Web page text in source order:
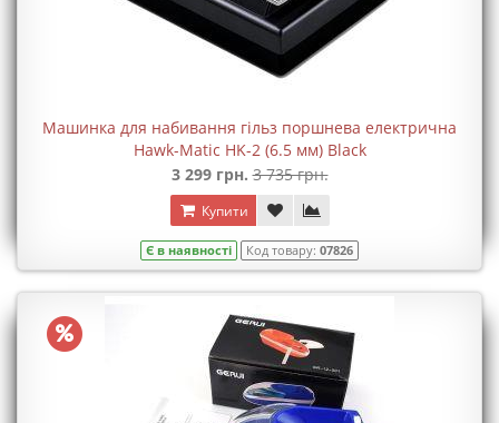
Машинка для набивання гільз поршнева електрична
Hawk-Matic HK-2 (6.5 мм) Black
3 299 грн. 3 735 грн.
Купити
Є в наявності Код товару: 07826